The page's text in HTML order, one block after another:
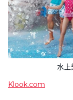
水
Klook.com